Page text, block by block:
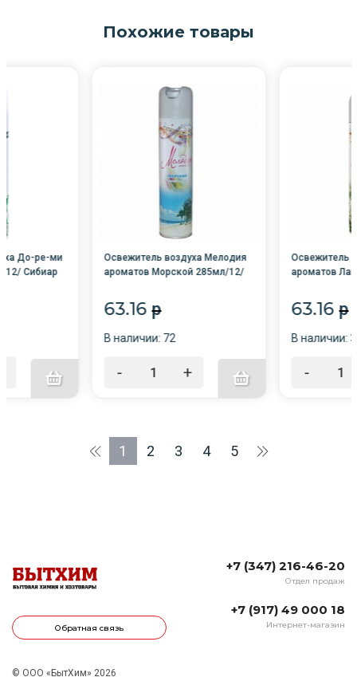
Похожие товары
До-ре-ми
12/ Сибиар
Освежитель воздуха Мелодия
ароматов Морской 285мл/12/
63.16 p
В наличии: 72
- +
Освежитель
ароматов
63.16 p
В наличии:
-
1 2 3 4 5
Обратная связь
+7 (347) 216-46-20
Отдел продаж
+7 (917) 49 000 18
Интернет-магазин
© ООО «БытХим» 2026